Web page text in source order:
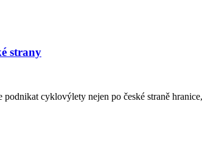
strany
podnikat cyklovýlety nejen po české straně